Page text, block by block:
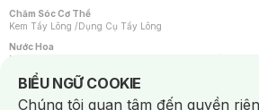
Chăm Sóc Cơ Thể
Kem Tẩy Lông /Dụng Cụ Tẩy Lông
Nước Hoa
Nước Hoa Nữ
Chăm Sóc Cá Nhân
Chống Muỗi /Khẩu Trang /Máy Massage/Mặt Nạ Xông
BIỂU NGỮ COOKIE
Notice about cookies usage
Chúng tôi quan tâm đến quyền